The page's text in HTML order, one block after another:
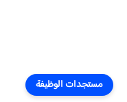
مستجدات الوظيفة